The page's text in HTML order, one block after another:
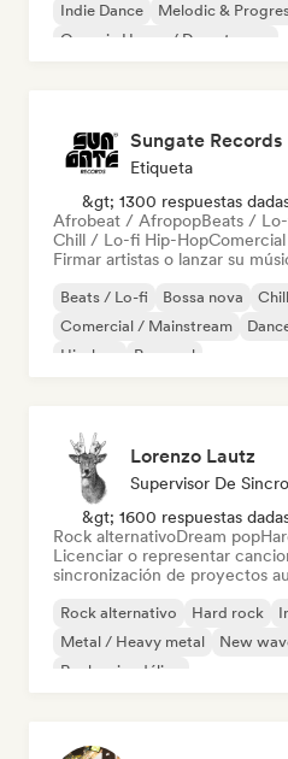
Indie Dance
Melodic &
Organic House / Downtempo
Sungate Records
Etiqueta
&gt; 1300 respuestas
Afrobeat / AfropopBeats /
Chill / Lo-fi Hip-Hop
Firmar artistas o lanzar su
Beats / Lo-fi Bossa nova
Comercial / Mainstream
Hip-hop
Pop soul
Lorenzo Lautz
Supervisor De
&gt; 1600 respuestas
Rock alternativoDream pop
Licenciar o representar
sincronización de proyectos
Rock alternativo Hard rock
Metal / Heavy metal
New
Rock psicodélico